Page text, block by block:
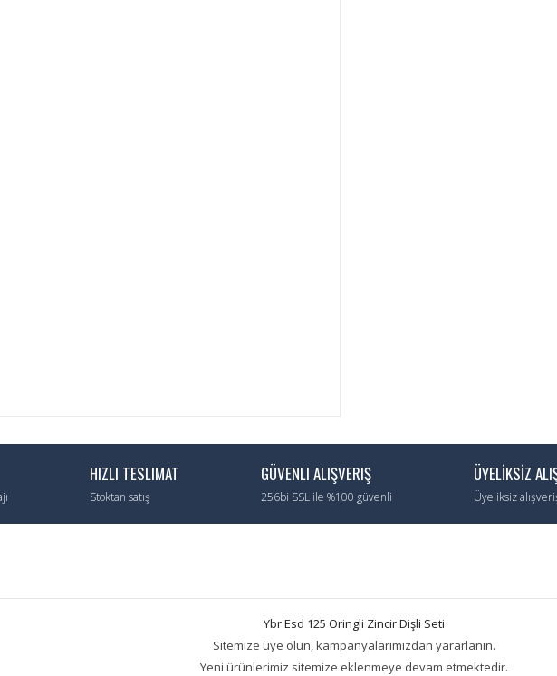
HIZLI TESLIMAT
Stoktan satış
GÜVENLI ALIŞVERIŞ
256bi SSL ile %100 güvenli
ÜYELİKSİZ
Üyeliksiz
Ybr Esd 125 Oringli Zincir Dişli Seti
Sitemize üye olun, kampanyalarımızdan yararlanın.
Yeni ürünlerimiz sitemize eklenmeye devam etmektedir.